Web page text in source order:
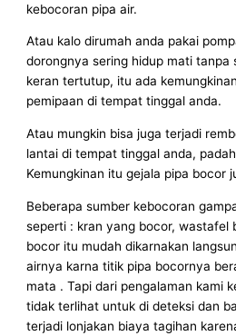
kebocoran pipa air.
Atau kalo dirumah anda pakai
dorongnya sering hidup mati tanpa
keran tertutup, itu ada
pemipaan di tempat tinggal anda.
Atau mungkin bisa juga terjadi
lantai di tempat tinggal anda,
Kemungkinan itu gejala pipa bocor
Beberapa sumber kebocoran
seperti : kran yang bocor, wastafel
bocor itu mudah dikarnakan
airnya karna titik pipa bocornya
mata . Tapi dari pengalaman kami
tidak terlihat untuk di deteksi dan
terjadi lonjakan biaya tagihan